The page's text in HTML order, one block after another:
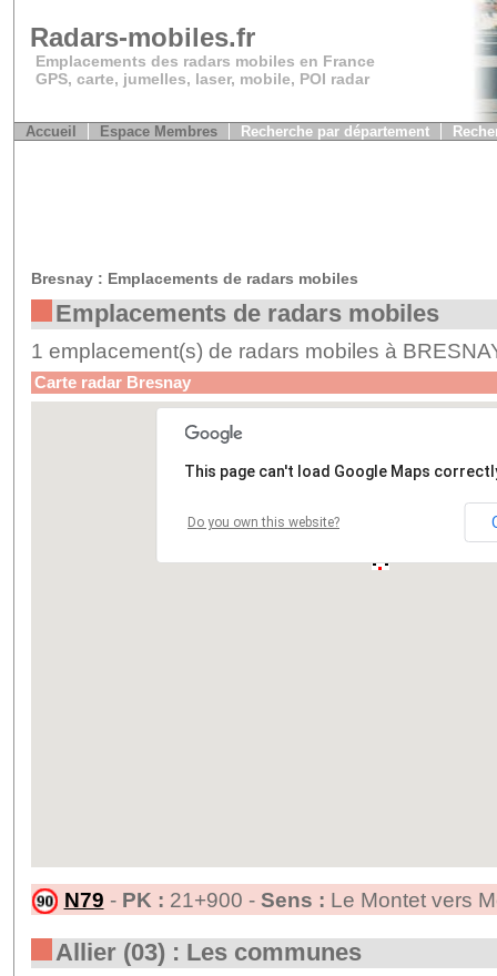
Radars-mobiles.fr
Emplacements des radars mobiles en France
GPS, carte, jumelles, laser, mobile, POI radar
Accueil Espace Membres Recherche par département
Bresnay : Emplacements de radars mobiles
Emplacements de radars mobiles
1 emplacement(s) de radars mobiles à
Carte radar Bresnay
This page can't load Google Maps
Do you own this website?
N79 - PK : 21+900 - Sens : Le Montet vers
Allier (03) : Les communes